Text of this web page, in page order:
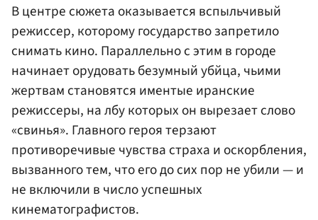
В центре сюжета оказывается вспыльчивый
режиссер, которому государство запретило
снимать кино. Параллельно с этим в городе
начинает орудовать безумный убйца, чьими
жертвам становятся иментые иранские
режиссеры, на лбу которых он вырезает слово
«свинья». Главного героя терзают
противоречивые чувства страха и оскорбления,
вызванного тем, что его до сих пор не убили — и
не включили в число успешных
кинематографистов.